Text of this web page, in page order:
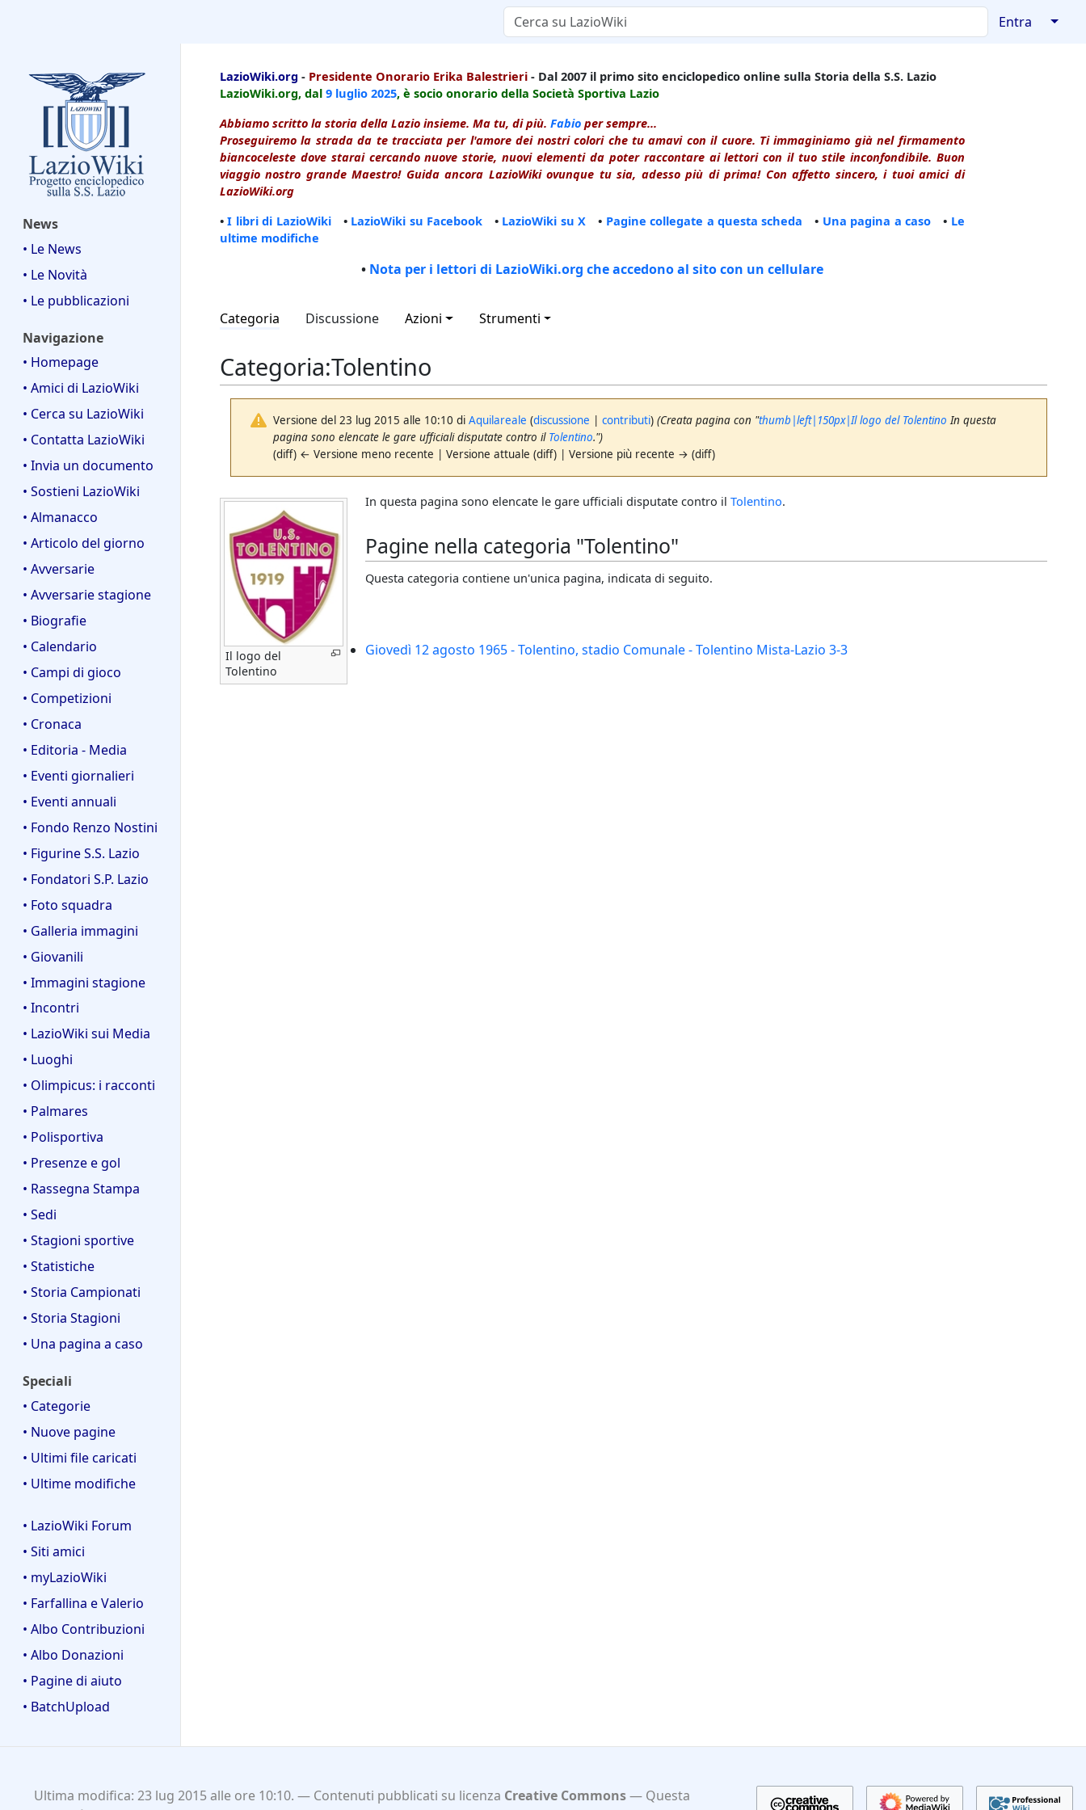
Entra ↓
News
• Le News
• Le Novità
• Le pubblicazioni
Navigazione
• Homepage
• Amici di LazioWiki
• Cerca su LazioWiki
• Contatta LazioWiki
• Invia un documento
• Sostieni LazioWiki
• Almanacco
• Articolo del giorno
• Avversarie
• Avversarie stagione
• Biografie
• Calendario
• Campi di gioco
• Competizioni
• Cronaca
• Editoria - Media
• Eventi giornalieri
• Eventi annuali
• Fondo Renzo Nostini
• Figurine S.S. Lazio
• Fondatori S.P. Lazio
• Foto squadra
• Galleria immagini
• Giovanili
• Immagini stagione
• Incontri
• LazioWiki sui Media
• Luoghi
• Olimpicus: i racconti
• Palmares
• Polisportiva
• Presenze e gol
• Rassegna Stampa
• Sedi
• Stagioni sportive
• Statistiche
• Storia Campionati
• Storia Stagioni
• Una pagina a caso
Speciali
• Categorie
• Nuove pagine
• Ultimi file caricati
• Ultime modifiche
• LazioWiki Forum
• Siti amici
• myLazioWiki
• Farfallina e Valerio
• Albo Contribuzioni
• Albo Donazioni
• Pagine di aiuto
• BatchUpload
LazioWiki.org - Presidente Onorario Erika Balestrieri - Dal 2007 il primo sito enciclopedico online sulla Storia della S.S. Lazio
LazioWiki.org, dal 9 luglio 2025, è socio onorario della Società Sportiva Lazio
Abbiamo scritto la storia della Lazio insieme. Ma tu, di più. Fabio per sempre...
Proseguiremo la strada da te tracciata per l'amore dei nostri colori che tu amavi con il cuore. Ti immaginiamo già nel firmamento
biancoceleste dove starai cercando nuove storie, nuovi elementi da poter raccontare ai lettori con il tuo stile inconfondibile. Buon
viaggio nostro grande Maestro! Guida ancora LazioWiki ovunque tu sia, adesso più di prima! Con affetto sincero, i tuoi amici di
LazioWiki.org
•I libri di LazioWiki• LazioWiki su Facebook • LazioWiki su X • Pagine collegate a questa scheda • Una pagina a caso • Le
ultime modifiche
• Nota per i lettori di LazioWiki.org che accedono al sito con un cellulare
Categoria Discussione Azioni Strumenti
Categoria:Tolentino
Versione del 23 lug 2015 alle 10:10 diAquilareale (discussione |contributi) (Creata pagina con "thumb|left|150px|Il logo del Tolentino In questa
pagina sono elencate le gare ufficiali disputate contro il Tolentino.")
(diff) ← Versione meno recente | Versione attuale (diff) | Versione più recente → (diff)
Il logo del
Tolentino
In questa pagina sono elencate le gare ufficiali disputate contro ilTolentino.
Pagine nella categoria "Tolentino"
Questa categoria contiene un'unica pagina, indicata di seguito.
Giovedì 12 agosto 1965 - Tolentino, stadio Comunale - Tolentino Mista-Lazio 3-3
Ultima modifica: 23 lug 2015 alle ore 10:10. Contenuti pubblicati su licenza Creative Commons
Questa